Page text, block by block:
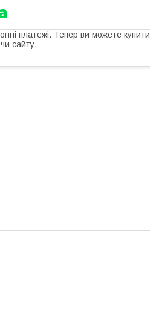
платежі. Тепер ви можете купити
сайту.